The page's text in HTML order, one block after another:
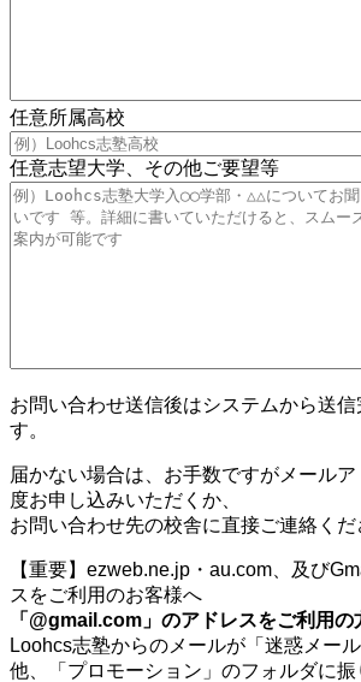
任意所属高校
任意志望大学、その他ご要望等
お問い合わせ送信後はシステムから送信
す。
届かない場合は、お手数ですがメール
度お申し込みいただくか、
お問い合わせ先の校舎に直接ご連絡くだ
【重要】ezweb.ne.jp・au.com、及び
スをご利用のお客様へ
「@gmail.com」のアドレスをご利用の
Loohcs志塾からのメールが「迷惑メー
他、「プロモーション」のフォルダに